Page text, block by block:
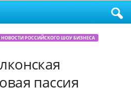
РОССИЙСКОГО ШОУ БИЗНЕСА
пассия